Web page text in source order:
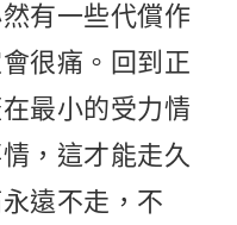
有一些代償作
很痛。回到正
最小的受力情
，這才能走久
遠不走，不